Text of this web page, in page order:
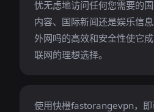
忧无虑地访问任何您需要的
内容、国际新闻还是娱乐信
外网吗的高效和安全性使它
联网的理想选择。
使用快橙fastorangevpn，